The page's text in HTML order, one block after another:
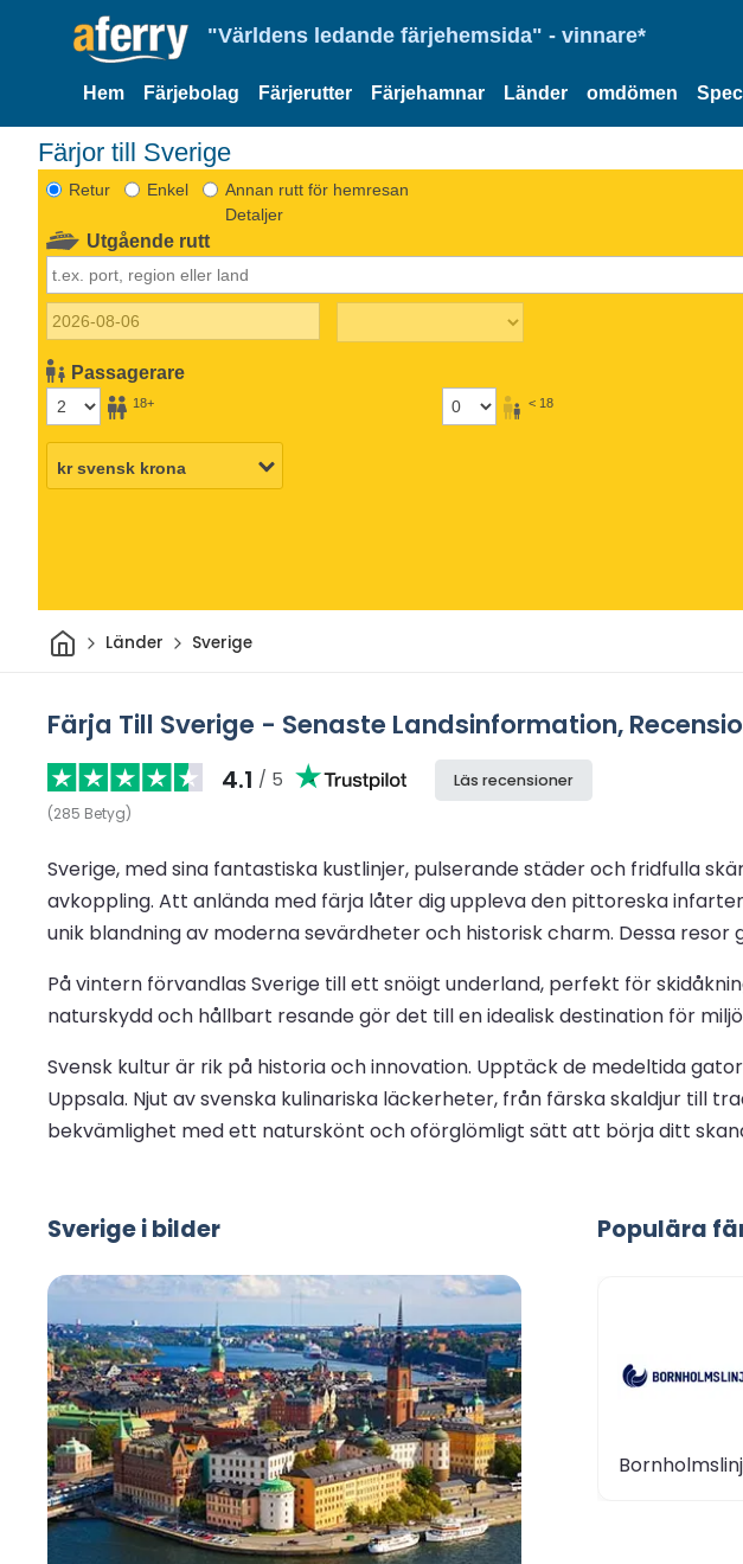
"Världens ledande färjehemsida" - vinnare*
Hem Färjebolag Färjerutter Färjehamnar Länder omdömen
Färjor till Sverige
Retur Enkel
Annan rutt för hemresan
Detaljer
Utgående rutt
Passagerare
18+ < 18
HemLänder Sverige
Färja Till Sverige - Senaste Landsinformation,
4.1 / 5
(285 Betyg)
Läs recensioner
Sverige, med sina fantastiska kustlinjer, pulserande städer och fridfulla
avkoppling. Att anlända med färja låter dig uppleva den pittoreska
unik blandning av moderna sevärdheter och historisk charm. Dessa
På vintern förvandlas Sverige till ett snöigt underland, perfekt för
naturskydd och hållbart resande gör det till en idealisk destination för
Svensk kultur är rik på historia och innovation. Upptäck de medeltida
Uppsala. Njut av svenska kulinariska läckerheter, från färska skaldjur till
bekvämlighet med ett naturskönt och oförglömligt sätt att börja ditt
Sverige i bilder Populära